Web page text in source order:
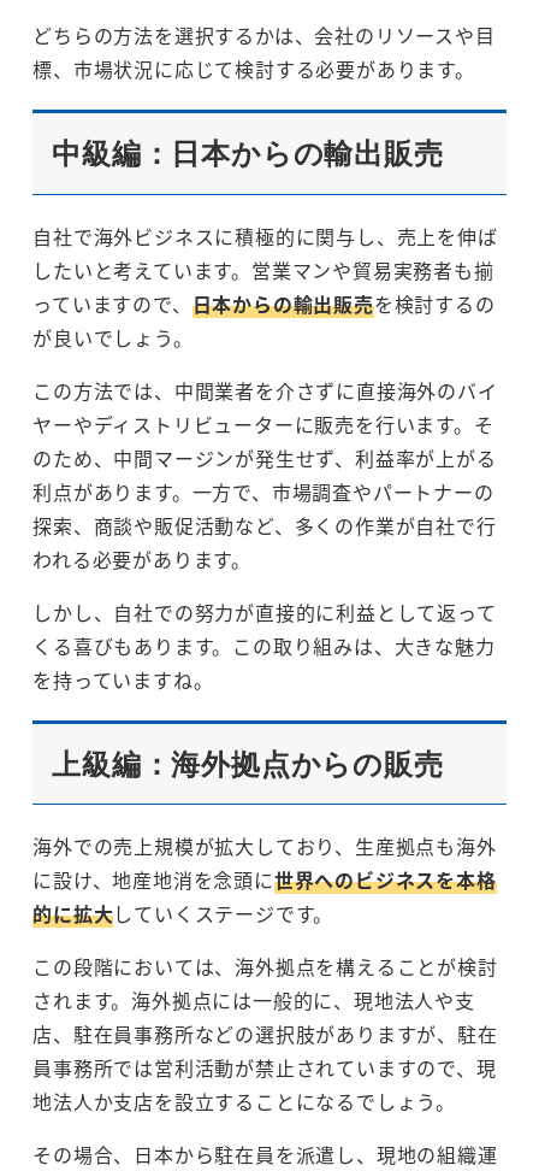
どちらの方法を選択するかは、会社のリソースや目
標、市場状況に応じて検討する必要があります。
中級編：日本からの輸出販売
自社で海外ビジネスに積極的に関与し、売上を伸ば
したいと考えています。営業マンや貿易実務者も揃
っていますので、 日本からの輸出販売を検討するの
が良いでしょう。
この方法では、中間業者を介さずに直接海外のバイ
ヤーやディストリビューターに販売を行います。そ
のため、中間マージンが発生せず、利益率が上がる
利点があります。一方で、市場調査やパートナーの
探索、商談や販促活動など、多くの作業が自社で行
われる必要があります。
しかし、自社での努力が直接的に利益として返って
くる喜びもあります。この取り組みは、大きな魅力
を持っていますね。
上級編：海外拠点からの販売
海外での売上規模が拡大しており、生産拠点も海外
に設け、地産地消を念頭に世界へのビジネスを本格
的に拡大していくステージです。
この段階においては、海外拠点を構えることが検討
されます。海外拠点には一般的に、現地法人や支
店、駐在員事務所などの選択肢がありますが、駐在
員事務所では営利活動が禁止されていますので、現
地法人か支店を設立することになるでしょう。
その場合、日本から駐在員を派遣し、現地の組織運